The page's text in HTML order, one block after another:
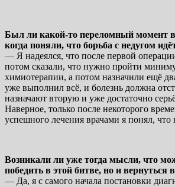
Был ли какой-то переломный момент
когда поняли, что борьба с недугом
— Я надеялся, что после первой
потом сказали, что нужно пройти
химиотерапии, а потом назначили ещё
уже выполнил всё, и болезнь должна
назначают вторую и уже достаточно
Наверное, только после некоторого
успешного лечения врачами я понял, что
Возникали ли уже тогда мысли, что
победить в этой битве, но и вернуться
— Да, я с самого начала постановки